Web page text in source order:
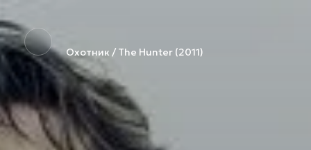
Охотник / The Hunter (2011)